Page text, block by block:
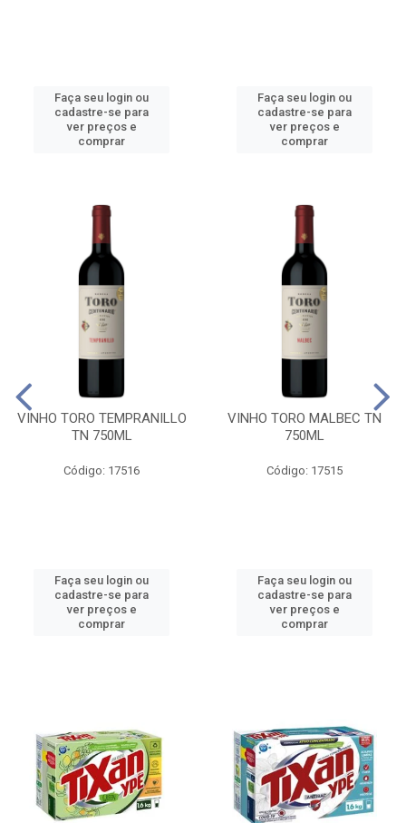
Faça seu login ou
cadastre-se para
ver preços e
comprar
Faça seu login ou
cadastre-se para
ver preços e
comprar
VINHO TORO TEMPRANILLO
TN 750ML
Código: 17516
Faça seu login ou
cadastre-se para
ver preços e
comprar
VINHO TORO MALBEC TN
750ML
Código: 17515
Faça seu login ou
cadastre-se para
ver preços e
comprar